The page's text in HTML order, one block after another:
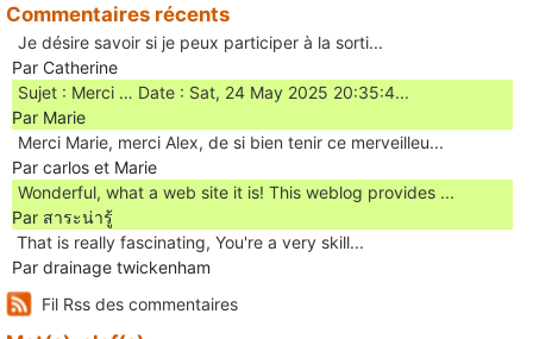
Commentaires récents
Je désire savoir si je peux participer à la sorti...
Par Catherine
Sujet : Merci … Date : Sat, 24 May 2025 20:35:4...
Par Marie
Merci Marie, merci Alex, de si bien tenir ce merveilleu...
Par carlos et Marie
Wonderful, what a web site it is! This weblog provides ...
Par สาระน่ารู้
Ꭲhat is really fascinating, You'rе a very skill...
Par drainage twickenham
Fil Rss des commentaires